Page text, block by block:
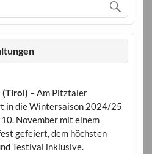
(Tirol) – Am Pitztaler
in die Wintersaison 2024/25
November mit einem
gefeiert, dem höchsten
Testival inklusive.